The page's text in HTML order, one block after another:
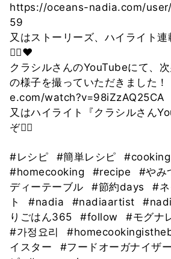
https://oceans-nadia.com/
59
又はストーリーズ、ハイライト
🙇‍♀️❤️
クラシルさんのYouTubeにて、
の様子を撮っていただきました
e.com/watch?v=98iZzAQ25CA
又はハイライト『クラシルさん
ぞ🙇‍♀️
#レシピ #簡単レシピ #cooking
#homecooking
#recipe #やみ
ディーテーブル
#節約days
#ネ
ト
#nadia #nadiaartist
りごはん365
#follow #モグナ
#가정요리
イスター
#フードオーガナイザー